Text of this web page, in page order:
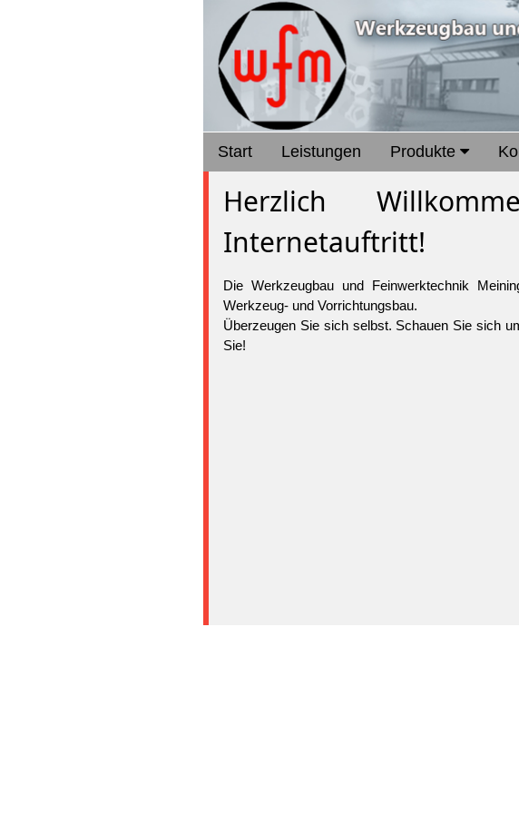
Start Leistungen Produkte
Herzlich
Internetauftritt!
Die Werkzeugbau und Feinwerktechnik
Werkzeug- und Vorrichtungsbau.
Überzeugen Sie sich selbst. Schauen Sie sich
Sie!